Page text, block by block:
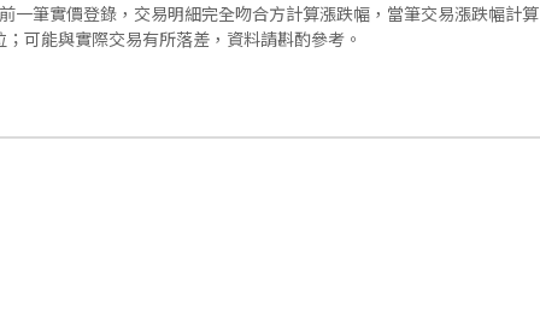
筆實價登錄，交易明細完全吻合方計算漲跌幅，當筆交易漲跌幅計算
可能與實際交易有所落差，資料請斟酌參考。